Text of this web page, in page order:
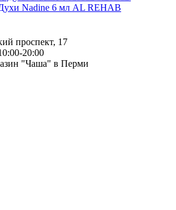
Nadine 6 мл AL REHAB
проспект, 17
20:00
"Чаша" в Перми